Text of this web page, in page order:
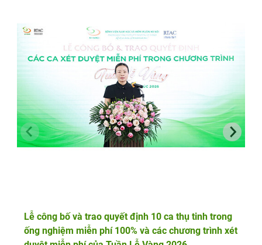
Lễ công bố và trao quyết định 10 ca thụ tinh trong
ống nghiệm miễn phí 100% và các chương trình xét